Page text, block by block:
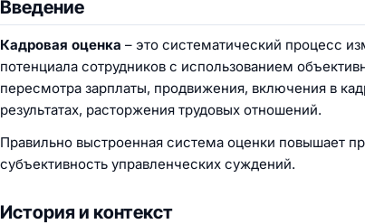
Введение
Кадровая оценка – это систематический процесс
потенциала сотрудников с использованием
пересмотра зарплаты, продвижения, включения в
результатах, расторжения трудовых отношений.
Правильно выстроенная система оценки повышает
субъективность управленческих суждений.
История и контекст